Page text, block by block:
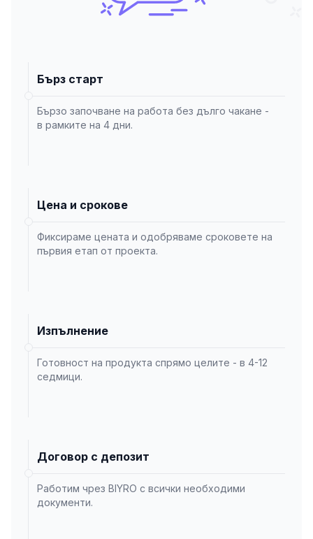
Бърз старт
Бързо започване на работа без дълго чакане -
в рамките на 4 дни.
Цена и срокове
Фиксираме цената и одобряваме сроковете на
първия етап от проекта.
Изпълнение
Готовност на продукта спрямо целите - в 4-12
седмици.
Договор с депозит
Работим чрез BIYRO с всички необходими
документи.